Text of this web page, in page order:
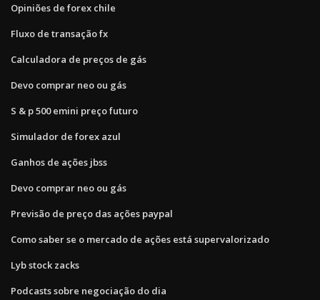
Opiniões de forex chile
Fluxo de transação fx
Calculadora de preços de gás
Devo comprar neo ou gás
S & p 500 emini preço futuro
Simulador de forex azul
Ganhos de ações jbss
Devo comprar neo ou gás
Previsão de preço das ações paypal
Como saber se o mercado de ações está supervalorizado
Lyb stock zacks
Podcasts sobre negociação do dia